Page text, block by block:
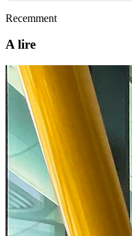
Recemment
A lire